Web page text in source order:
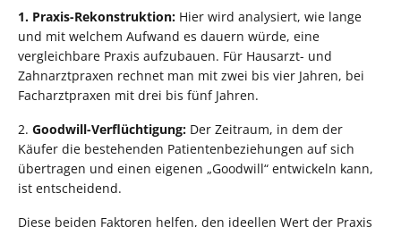
1. Praxis-Rekonstruktion: Hier wird analysiert, wie lange
und mit welchem Aufwand es dauern würde, eine
vergleichbare Praxis aufzubauen. Für Hausarzt- und
Zahnarztpraxen rechnet man mit zwei bis vier Jahren, bei
Facharztpraxen mit drei bis fünf Jahren.
2. Goodwill-Verflüchtigung: Der Zeitraum, in dem der
Käufer die bestehenden Patientenbeziehungen auf sich
übertragen und einen eigenen „Goodwill“ entwickeln kann,
ist entscheidend.
Diese beiden Faktoren helfen, den ideellen Wert der Praxis